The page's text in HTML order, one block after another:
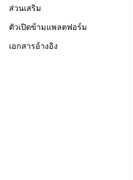
Fluentd
วิธีการใช้ Fluentd Docker
ไฟล์บันทึกชุด
Unreal
API ของเฮอร์คิวลิส
Adiz
iOSUnity
ADOP
ส่วนเสริม
การเรียกดูภายนอกในเกม
ตัวเปิดข้ามแพลตฟอร์ม
เตรียมไฟล์แอป
เอกสารอ้างอิง